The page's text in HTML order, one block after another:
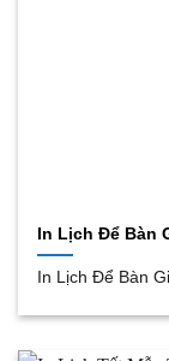
In Lịch Để Bàn
In Lịch Để Bàn